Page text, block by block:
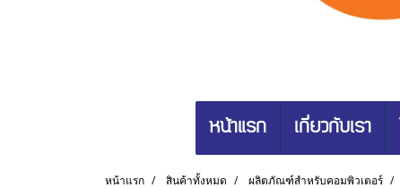
หน้าแรก เกี่ยวกับเรา
หน้าแรก สินค้าทั้งหมด ผลิตภัณฑ์สำหรับคอมพิวเตอร์